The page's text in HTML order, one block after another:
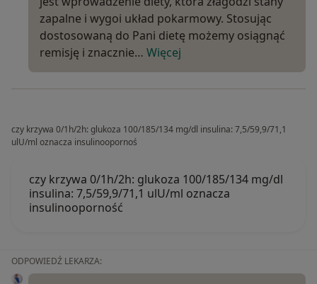
zapalne i wygoi układ pokarmowy. Stosując
dostosowaną do Pani dietę możemy osiągnąć
remisję i znacznie… Więcej
czy krzywa 0/1h/2h: glukoza 100/185/134 mg/dl insulina: 7,5/59,9/71,1
ulU/ml oznacza insulinoopornoś
czy krzywa 0/1h/2h: glukoza 100/185/134 mg/dl
insulina: 7,5/59,9/71,1 ulU/ml oznacza
insulinooporność
ODPOWIEDŹ LEKARZA: